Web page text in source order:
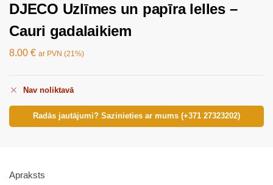
DJECO Uzlīmes un papīra lelles –
Cauri gadalaikiem
8.00 € ar PVN (21%)
Nav noliktavā
Radās jautājumi? Sazinieties ar mums (+371 27323202)
Apraksts